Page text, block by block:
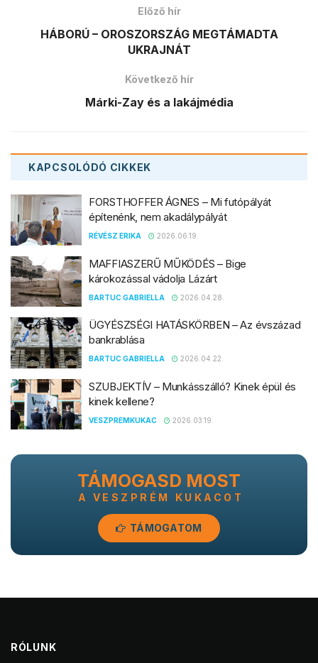
Előző hír
HÁBORÚ – OROSZORSZÁG MEGTÁMADTA
UKRAJNÁT
Következő hír
Márki-Zay és a lakájmédia
KAPCSOLÓDÓ CIKKEK
FORSTHOFFER ÁGNES – Mi futópályát
építenénk, nem akadálypályát
RÉVÉSZ ERIKA 2026.06.19.
MAFFIASZERŰ MŰKÖDÉS – Bige
károkozással vádolja Lázárt
BARTUC GABRIELLA 2026.04.28.
ÜGYÉSZSÉGI HATÁSKÖRBEN – Az évszázad
bankrablása
BARTUC GABRIELLA 2026.04.22.
SZUBJEKTÍV – Munkásszálló? Kinek épül és
kinek kellene?
VESZPREMKUKAC 2026.03.19.
TÁMOGASD MOST
A VESZPRÉM KUKACOT
TÁMOGATOM
RÓLUNK